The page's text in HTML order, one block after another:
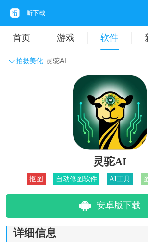
首页 游戏 软件
拍摄美化 灵驼AI
主题壁纸 旅游出行
拍摄美化 时尚购物
灵驼AI
抠图 自动修图软件 AI工具
安卓版下载
详细信息